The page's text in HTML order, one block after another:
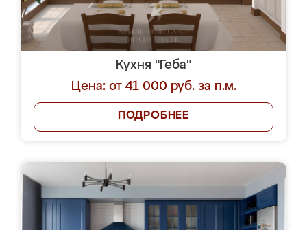
Кухня "Геба"
Цена: от 41 000 руб. за п.м.
ПОДРОБНЕЕ